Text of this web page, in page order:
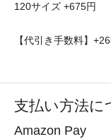
120サイズ +675円
【代引き手数料】
支払い方法に
Amazon Pay